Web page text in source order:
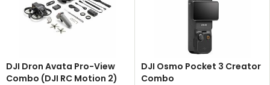
DJI Dron Avata Pro-View
Combo (DJI RC Motion 2)
DJI Osmo Pocket 3 Creator
Combo